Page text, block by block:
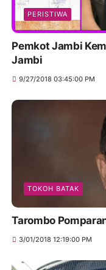
PERISTIWA
Pemkot Jambi
Jambi
9/27/2018 03:45:00 PM
TOKOH BATAK
Tarombo
3/01/2018 12:19:00 PM